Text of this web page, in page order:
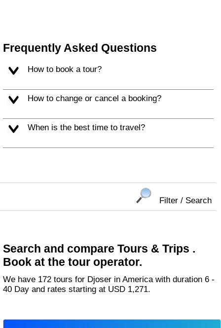
Frequently Asked Questions
How to book a tour?
How to change or cancel a booking?
When is the best time to travel?
Filter / Search
Search and compare Tours & Trips .
Book at the tour operator.
We have 172 tours for Djoser in America with duration 6 -
40 Day and rates starting at USD 1,271.